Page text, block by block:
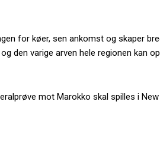
for køer, sen ankomst og skaper
den varige arven hele regionen kan
mot Marokko skal spilles i New